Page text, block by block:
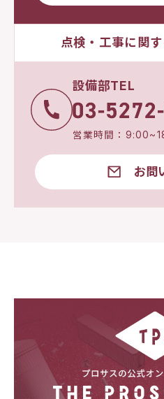
点検・工事に関
設備部TEL
営業時間：
お問